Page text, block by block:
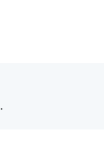
형태로 안내한다.